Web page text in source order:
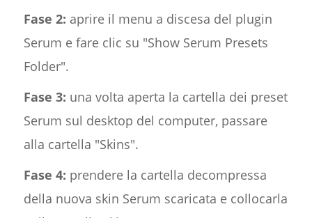
Fase 2: aprire il menu a discesa del plugin
Serum e fare clic su "Show Serum Presets
Folder".
Fase 3: una volta aperta la cartella dei preset
Serum sul desktop del computer, passare
alla cartella "Skins".
Fase 4: prendere la cartella decompressa
della nuova skin Serum scaricata e collocarla